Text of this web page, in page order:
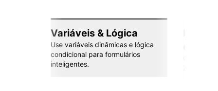
Variáveis & Lógica
Use variáveis dinâmicas e lógica
condicional para formulários
inteligentes.